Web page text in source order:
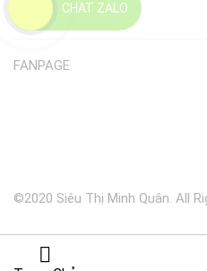
CHAT ZALO
Đổi Trả
FANPAGE
©2020 Siêu Thị Minh Quân. All